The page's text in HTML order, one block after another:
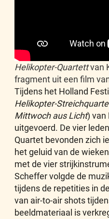
Helikopter-Quartettvan
fragment uit een film
Tijdens het Holland
Helikopter-
Mittwoch aus Licht) van
uitgevoerd. De vier
Quartet bevonden zich
het geluid van de
met de vier
Scheffer volgde de
tijdens de repetities in
van air-to-air shots
beeldmateriaal is